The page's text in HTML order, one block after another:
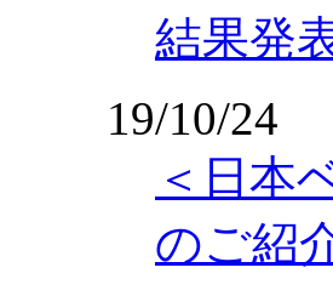
結果発
19/10/24
＜日本
のご紹